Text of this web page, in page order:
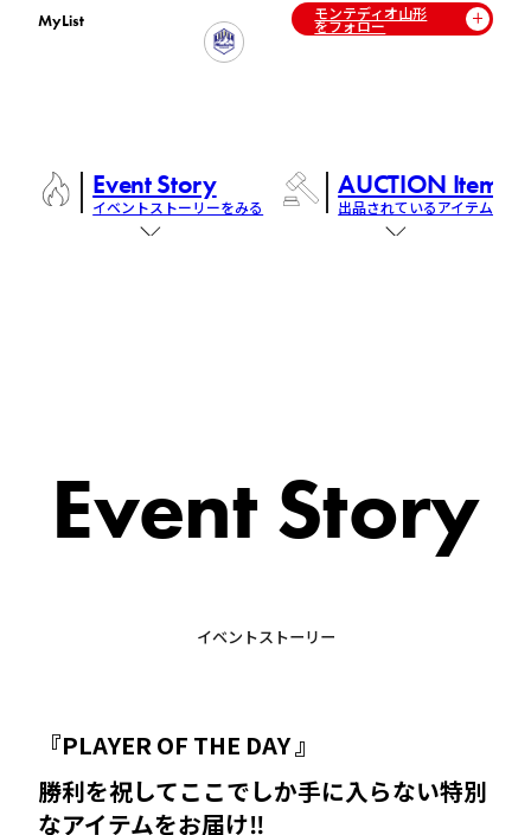
MyList モンテディオ山形
をフォロー
Event Story
イベントストーリーをみる
AUCTION Items
出品されているアイテム
Event Story
イベントストーリー
『PLAYER OF THE DAY 』
勝利を祝してここでしか手に入らない特別
なアイテムをお届け‼